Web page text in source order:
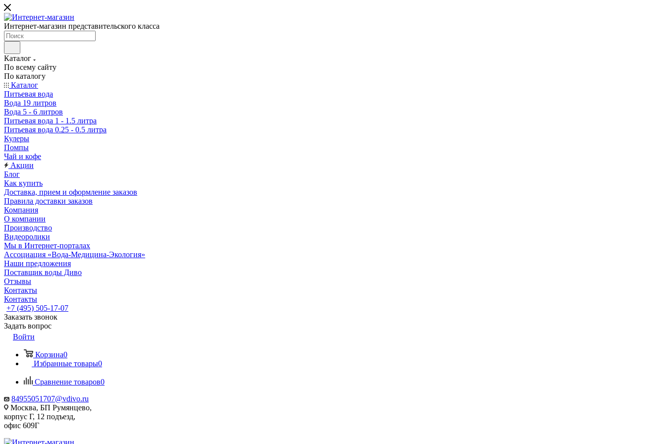
Интернет-магазин представительского класса
Каталог
По всему сайту
По каталогу
Каталог
Питьевая вода
Вода 19 литров
Вода 5 - 6 литров
Питьевая вода 1 - 1.5 литра
Питьевая вода 0.25 - 0.5 литра
Кулеры
Помпы
Чай и кофе
Акции
Блог
Как купить
Доставка, прием и оформление заказов
Правила доставки заказов
Компания
О компании
Производство
Видеоролики
Мы в Интернет-порталах
Ассоциация «Вода-Медицина-Экология»
Наши предложения
Поставщик воды Диво
Отзывы
Контакты
Контакты
+7 (495) 505-17-07
Заказать звонок
Задать вопрос
Войти
Корзина0
Избранные товары0
Сравнение товаров0
84955051707@vdivo.ru
Москва, БП Румянцево,
корпус Г, 12 подъезд,
офис 609Г